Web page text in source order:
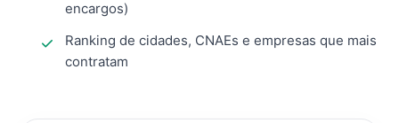
encargos)
Ranking de cidades, CNAEs e empresas que mais
contratam